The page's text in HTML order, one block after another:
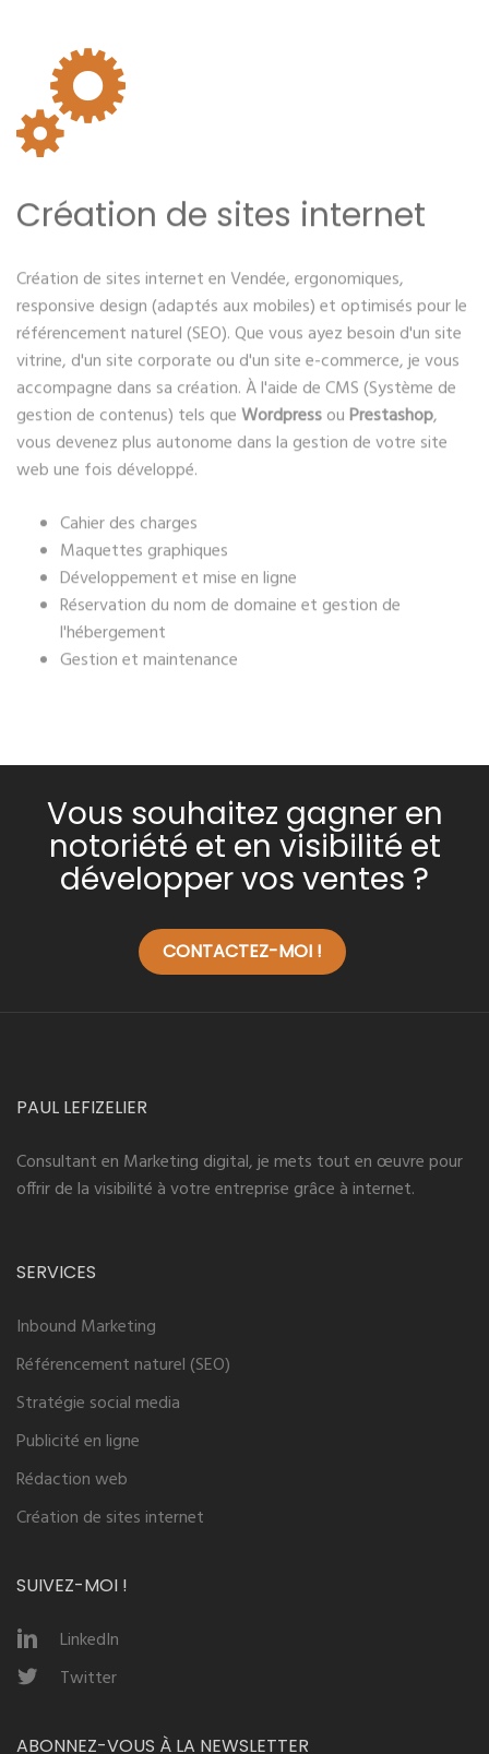
Création de sites internet
Création de sites internet en Vendée, ergonomiques,
responsive design (adaptés aux mobiles) et optimisés pour le
référencement naturel (SEO). Que vous ayez besoin d'un site
vitrine, d'un site corporate ou d'un site e-commerce, je vous
accompagne dans sa création. À l'aide de CMS (Système de
gestion de contenus) tels queWordpressouPrestashop
vous devenez plus autonome dans la gestion de votre site
web une fois développé.
Cahier des charges
Maquettes graphiques
Développement et mise en ligne
Réservation du nom de domaine et gestion de
l'hébergement
Gestion et maintenance
Vous souhaitez gagner en
notoriété et en visibilité et
développer vos ventes ?
CONTACTEZ-MOI !
PAUL LEFIZELIER
Consultant en Marketing digital, je mets tout en œuvre pour
offrir de la visibilité à votre entreprise grâce à internet.
SERVICES
Inbound Marketing
Référencement naturel (SEO)
Stratégie social media
Publicité en ligne
Rédaction web
Création de sites internet
SUIVEZ-MOI !
LinkedIn
Twitter
ABONNEZ-VOUS À LA NEWSLETTER